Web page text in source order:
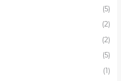
(5)
(2)
(2)
(5)
(1)